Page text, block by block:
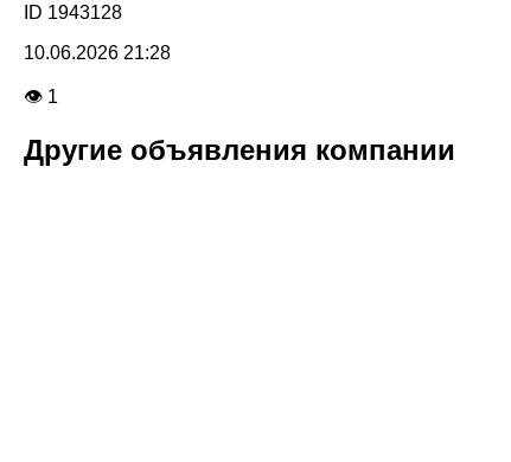
ID 1943128
10.06.2026 21:28
👁 1
Другие объявления компании